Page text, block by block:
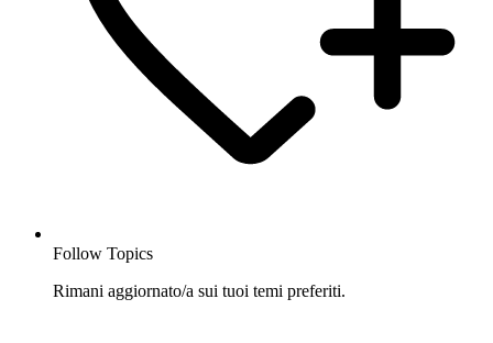
Follow Topics
Rimani aggiornato/a sui tuoi temi preferiti.